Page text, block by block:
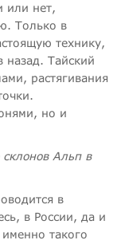
или нет,
Только в
технику,
назад. Тайский
растягивания
но и
Альп в
в
в России, да и
такого